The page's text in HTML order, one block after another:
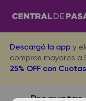
Descargá la app y
compras mayores a
25% OFF con